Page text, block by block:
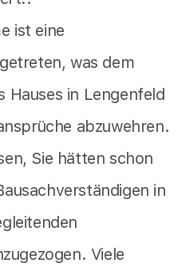
ist eine
was dem
Hauses in Lengenfeld
abzuwehren.
Sie hätten schon
in
Viele